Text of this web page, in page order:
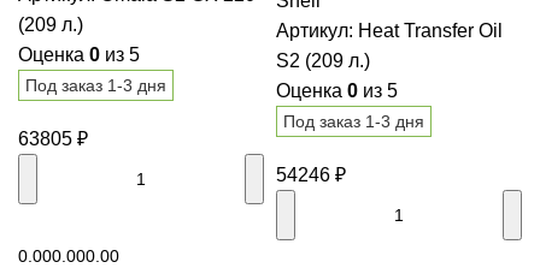
(209 л.)
Оценка 0 из 5
Под заказ 1-3 дня
63805 ₽
0.000.000.00
Артикул: Heat Transfer Oil
S2 (209 л.)
Оценка 0 из 5
Под заказ 1-3 дня
54246 ₽